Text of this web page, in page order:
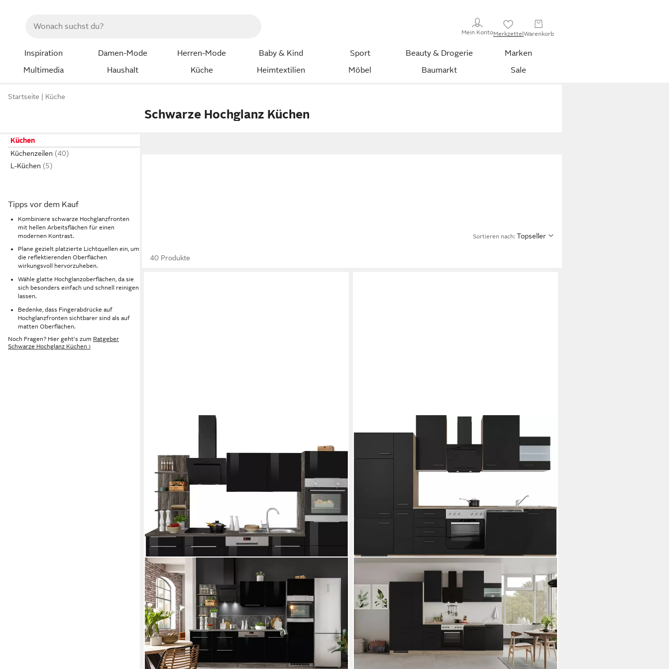
Mein KontoMerkzettelWarenkorb
Inspiration Damen-Mode Herren-Mode Baby & Kind Sport Beauty & Drogerie
Marken
Multimedia
Haushalt Küche Heimtextilien Möbel Baumarkt Sale
Startseite Küche
Schwarze Hochglanz Küchen
Küchen
Küchenzeilen
L-Küchen
Tipps vor dem Kauf
Kombiniere schwarze Hochglanzfronten
mit hellen Arbeitsflächen für einen
modernen Kontrast.
Plane gezielt platzierte Lichtquellen ein, um
die reflektierenden Oberflächen
wirkungsvoll hervorzuheben.
Wähle glatte Hochglanzoberflächen, da sie
sich besonders einfach und schnell reinigen
lassen.
Bedenke, dass Fingerabdrücke auf
Hochglanzfronten sichtbarer sind als auf
matten Oberflächen.
Noch Fragen? Hier geht's zum Ratgeber
Schwarze Hochglanz Küchen ›
Sortieren nach: Topseller
40 Produkte